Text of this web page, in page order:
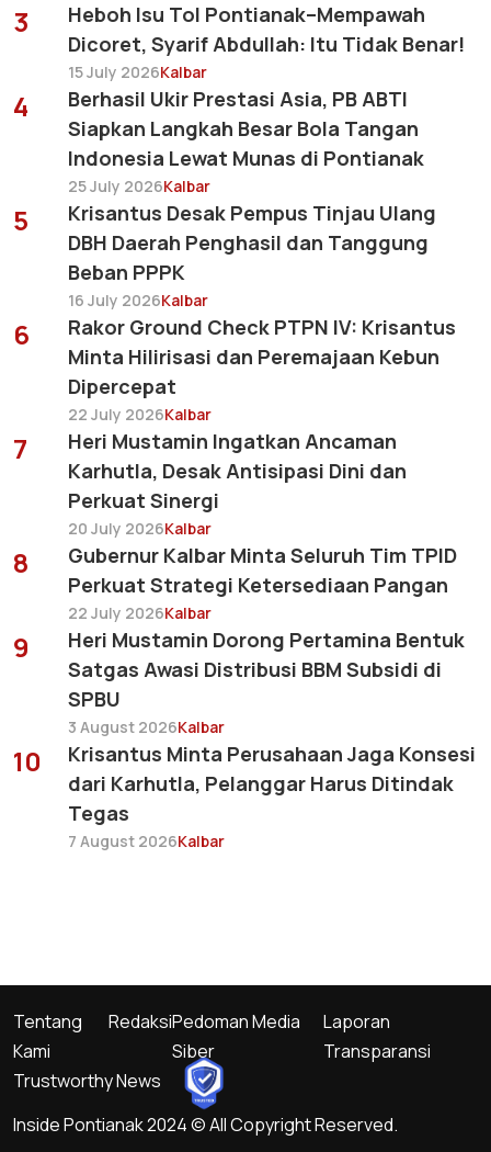
3
Heboh Isu Tol Pontianak–Mempawah
Dicoret, Syarif Abdullah: Itu Tidak Benar!
15 July 2026Kalbar
4
Berhasil Ukir Prestasi Asia, PB ABTI
Siapkan Langkah Besar Bola Tangan
Indonesia Lewat Munas di Pontianak
25 July 2026Kalbar
5
Krisantus Desak Pempus Tinjau Ulang
DBH Daerah Penghasil dan Tanggung
Beban PPPK
16 July 2026Kalbar
6
Rakor Ground Check PTPN IV: Krisantus
Minta Hilirisasi dan Peremajaan Kebun
Dipercepat
22 July 2026Kalbar
7
Heri Mustamin Ingatkan Ancaman
Karhutla, Desak Antisipasi Dini dan
Perkuat Sinergi
20 July 2026Kalbar
8
Gubernur Kalbar Minta Seluruh Tim TPID
Perkuat Strategi Ketersediaan Pangan
22 July 2026Kalbar
9
Heri Mustamin Dorong Pertamina Bentuk
Satgas Awasi Distribusi BBM Subsidi di
SPBU
3 August 2026Kalbar
10
Krisantus Minta Perusahaan Jaga Konsesi
dari Karhutla, Pelanggar Harus Ditindak
Tegas
7 August 2026Kalbar
Inside Pontianak 2024 © All Copyright Reserved.
Trustworthy News
Tentang
Kami
RedaksiPedoman Media
Siber
Laporan
Transparansi